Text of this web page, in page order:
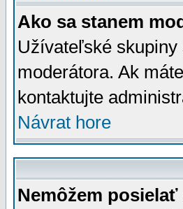
Ako sa stanem
Užívateľské
moderátora. Ak
kontaktujte
Návrat hore
Nemôžem